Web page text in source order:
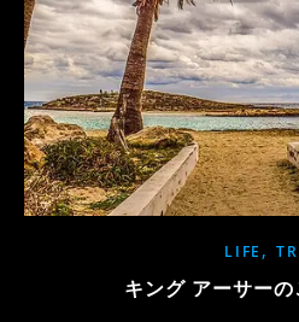
LIFE ,
キング アーサー